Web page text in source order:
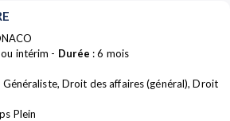
intérim - Durée : 6 mois
Généraliste, Droit des affaires (général), Droit
Plein